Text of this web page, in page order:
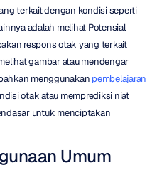
terkait dengan kondisi seperti
adalah melihat Potensial
respons otak yang terkait
gambar atau mendengar
menggunakan pembelajaran
otak atau memprediksi niat
untuk menciptakan
Umum